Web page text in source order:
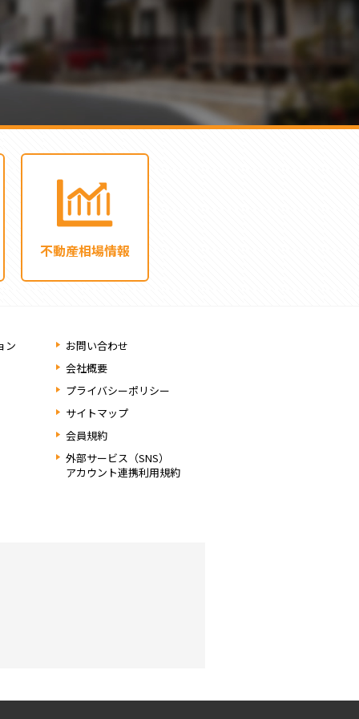
不動産相場情報
ン
お問い合わせ
会社概要
プライバシーポリシー
サイトマップ
会員規約
外部サービス（SNS）
アカウント連携利用規約